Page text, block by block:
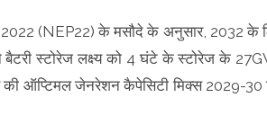
2022 (NEP22) के मसौदे के अनुसार, 2032 के
स्टोरेज लक्ष्य को 4 घंटे के स्टोरेज के
ऑप्टिमल जेनरेशन कैपेसिटी मिक्स 2029-30